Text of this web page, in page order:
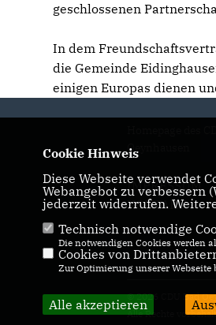
geschlossenen
In dem
die Gemeinde
einigen Europas dienen
Oeynhausen
IMPRESSUM
KONTAKT
© 2026 CDU Bad
Alle Rechte
Cookie Hinweis
Diese Webseite verwendet
Webangebot zu verbessern
jederzeit widerrufen.
Technisch notwendige
Die notwendigen Cookies werden
Cookies von
Zur Optimierung unserer
Alle akzeptieren